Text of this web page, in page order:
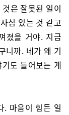
은 잘못된 일이
심 있는 것 같고
졌을 거야. 지금
니까. 네가 왜 기
도 들어보는 게
. 마음이 힘든 일